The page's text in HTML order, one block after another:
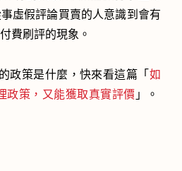
虛假評論買賣的人意識到會有
費刷評的現象。
政策是什麼，快來看這篇「 如
政策，又能獲取真實評價 」。